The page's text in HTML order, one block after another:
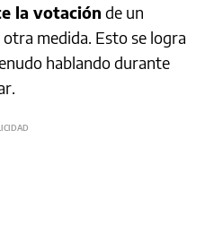
la votación de un
medida. Esto se logra
hablando durante